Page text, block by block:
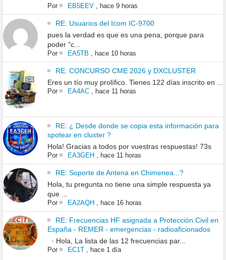
Por EB5EEV, hace 9 horas
RE: Usuarios del Icom IC-9700
pues la verdad es que es una pena, porque para
poder "c...
Por EA5TB hace 10 horas
RE: CONCURSO CME 2026 y DXCLUSTER
Eres un tío muy prolífico. Tienes 122 días inscrito en ...
Por EA4AC, hace 11 horas
RE: ¿ Desde donde se copia esta información para
spotear en cluster ?
Hola! Gracias a todos por vuestras respuestas! 73s
Por EA3GEH, hace 11 horas
RE: Soporte de Antena en Chimenea...?
Hola, tu pregunta no tiene una simple respuesta ya
que ...
Por EA2AQH, hace 16 horas
RE: Frecuencias HF asignada a Protección Civil en
España - REMER - emergencias - radioaficionados
· Hola, La lista de las 12 frecuencias par...
Por EC1T, hace 1 día